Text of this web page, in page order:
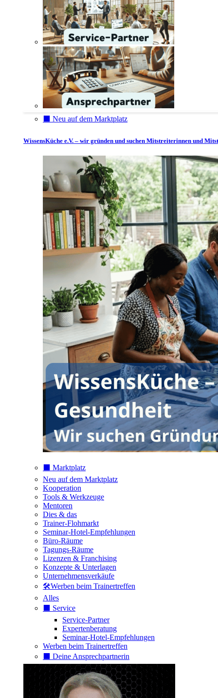
⬛️ Neu auf dem Marktplatz
WissensKüche e.V. – wir gründen und suchen Mitstreiterinnen und
⬛️ Marktplatz
Neu auf dem Marktplatz
Kooperation
Tools & Werkzeuge
Mentoren
Dies & das
Trainer-Flohmarkt
Seminar-Hotel-Empfehlungen
Büro-Räume
Tagungs-Räume
Lizenzen & Franchising
Konzepte & Unterlagen
Unternehmensverkäufe
🛠️Werben beim Trainertreffen
Alles
⬛️ Service
Service-Partner
Expertenberatung
Seminar-Hotel-Empfehlungen
Werben beim Trainertreffen
⬛️ Deine Ansprechpartnerin